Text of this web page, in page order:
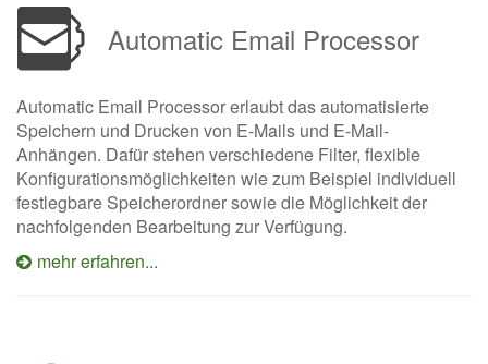
Automatic Email Processor
Automatic Email Processor erlaubt das automatisierte
Speichern und Drucken von E-Mails und E-Mail-
Anhängen. Dafür stehen verschiedene Filter, flexible
Konfigurationsmöglichkeiten wie zum Beispiel individuell
festlegbare Speicherordner sowie die Möglichkeit der
nachfolgenden Bearbeitung zur Verfügung.
mehr erfahren...